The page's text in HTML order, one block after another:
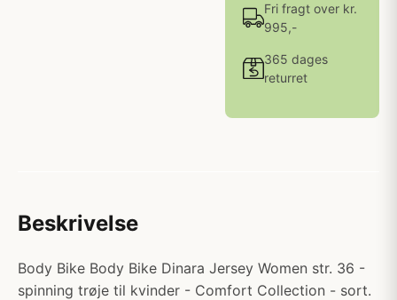
Fri fragt over kr.
995,-
365 dages
returret
Beskrivelse
Body Bike Body Bike Dinara Jersey Women str. 36 -
spinning trøje til kvinder - Comfort Collection - sort.